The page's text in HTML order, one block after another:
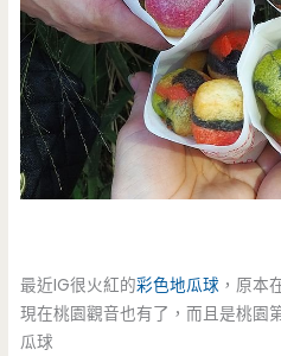
最近IG很火紅的彩色地瓜球 ，原本
現在桃園觀音也有了，而且是桃園
瓜球